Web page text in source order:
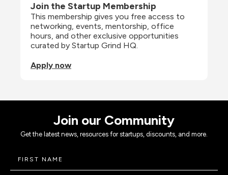
Join the Startup Membership
This membership gives you free access to
networking, events, mentorship, office
hours, and other exclusive opportunities
curated by Startup Grind HQ.
Apply now
Join our Community
Get the latest news, resources for startups, discounts, and more.